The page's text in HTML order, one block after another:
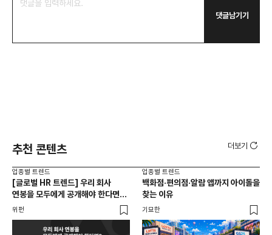
댓글남기기
추천 콘텐츠 더보기
업종별 트렌드
[글로벌 HR 트렌드] 우리 회사
연봉을 모두에게 공개해야 한다면? |
급여 투명성 법, 해외 사례, 연봉
위펀
업종별 트렌드
백화점·편의점·알람 앱까지 아이돌을
찾는 이유
기묘한